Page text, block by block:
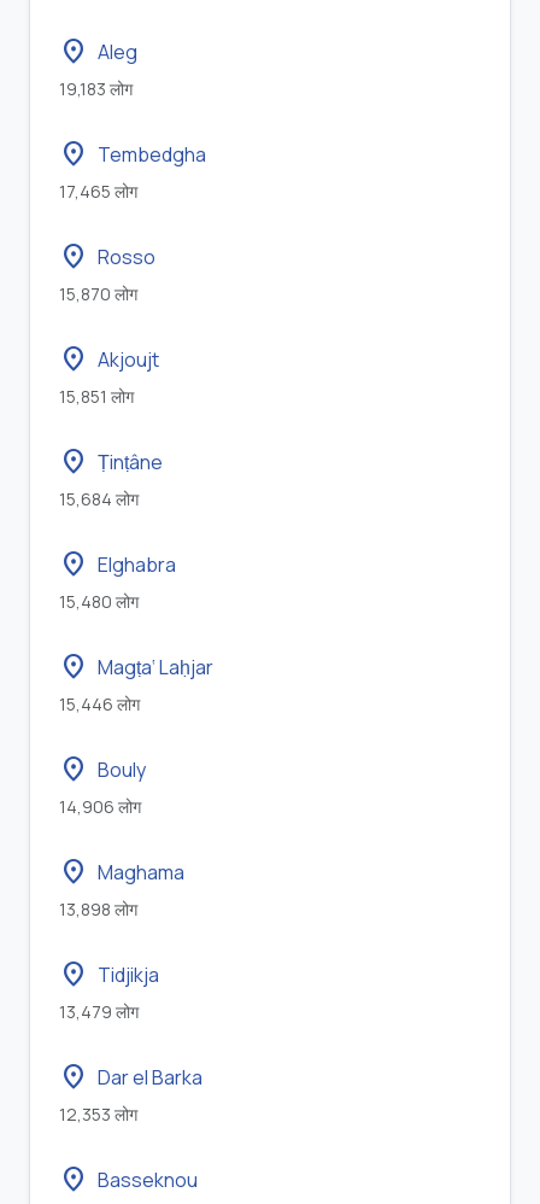
location_on Aleg
19,183 लोग
location_on Tembedgha
17,465 लोग
location_on Rosso
15,870 लोग
location_on Akjoujt
15,851 लोग
location_on Ṭinṭâne
15,684 लोग
location_on Elghabra
15,480 लोग
location_on Magṭa‘ Laḥjar
15,446 लोग
location_on Bouly
14,906 लोग
location_on Maghama
13,898 लोग
location_on Tidjikja
13,479 लोग
location_on Dar el Barka
12,353 लोग
location_on Basseknou